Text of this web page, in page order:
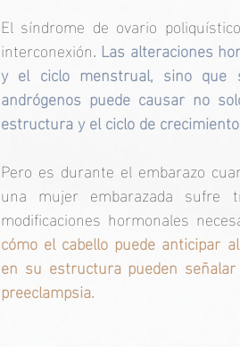
El síndrome de ovario
interconexión. Las alteraciones
y el ciclo menstrual, sino que
andrógenos puede causar no
estructura y el ciclo de
Pero es durante el embarazo
una mujer embarazada sufre
modificaciones hormonales
cómo el cabello puede anticipar
en su estructura pueden
preeclampsia.